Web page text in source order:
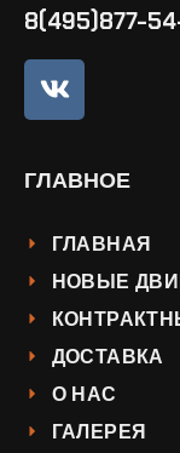
8(495)877-
ГЛАВНОЕ
ГЛАВНАЯ
НОВЫЕ
ДОСТАВКА
О НАС
ГАЛЕРЕЯ